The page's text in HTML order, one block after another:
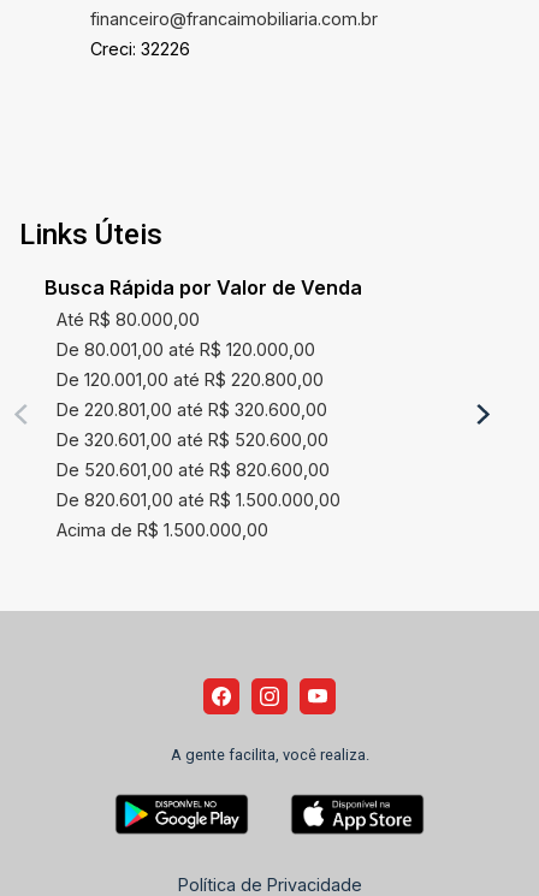
financeiro@francaimobiliaria.com.br
Creci: 32226
Links Úteis
Busca Rápida por Valor de Venda
Até R$ 80.000,00
De 80.001,00 até R$ 120.000,00
De 120.001,00 até R$ 220.800,00
De 220.801,00 até R$ 320.600,00
De 320.601,00 até R$ 520.600,00
De 520.601,00 até R$ 820.600,00
De 820.601,00 até R$ 1.500.000,00
Acima de R$ 1.500.000,00
A gente facilita, você realiza.
Política de Privacidade